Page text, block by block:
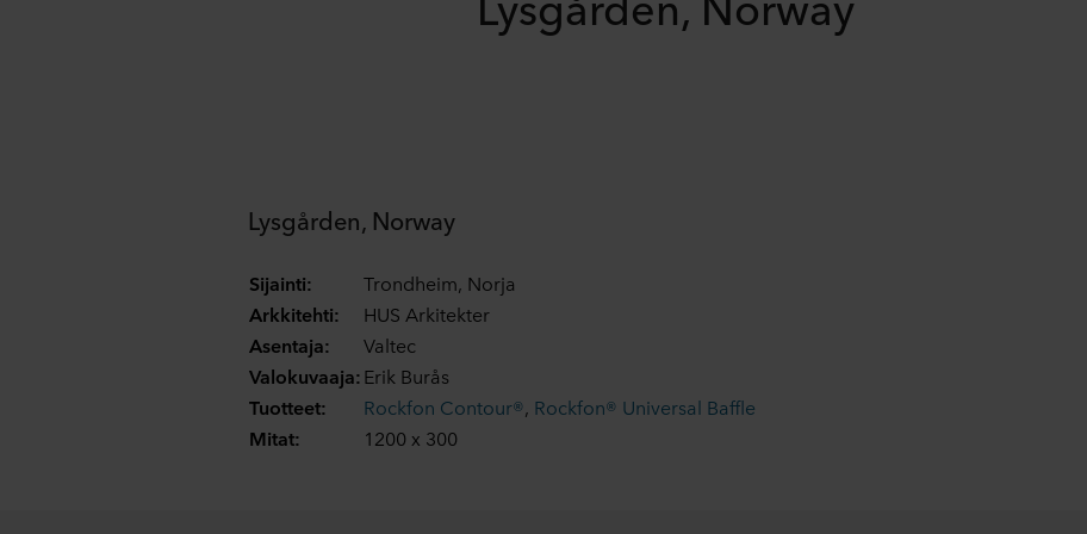
Lysgården, Norway
Sijainti:
Trondheim, Norja
Arkkitehti:
HUS Arkitekter
Asentaja:
Valtec
Valokuvaaja:Erik Burås
Tuotteet:
Rockfon Contour®, Rockfon® Universal Baffle
Mitat:
1200 x 300